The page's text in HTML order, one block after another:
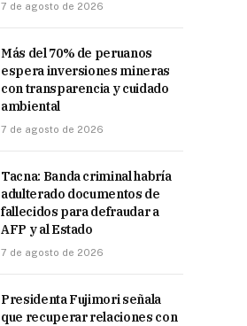
7 de agosto de 2026
Más del 70% de peruanos
espera inversiones mineras
con transparencia y cuidado
ambiental
7 de agosto de 2026
Tacna: Banda criminal habría
adulterado documentos de
fallecidos para defraudar a
AFP y al Estado
7 de agosto de 2026
Presidenta Fujimori señala
que recuperar relaciones con